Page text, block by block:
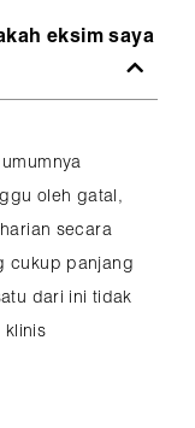
eksim saya
oleh gatal,
secara
cukup panjang
dari ini tidak
klinis